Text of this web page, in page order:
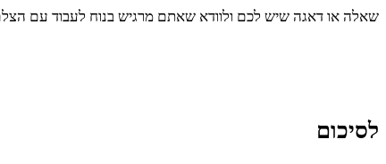
שאלה או דאגה שיש לכם ולוודא שאתם מרגיש בנוח לעבוד עם
לסיכום